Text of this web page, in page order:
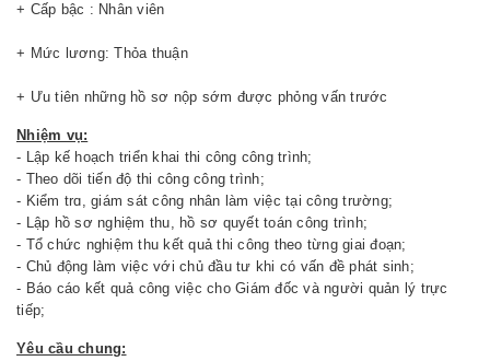
+ Cấp bậc : Nhân viên
+ Mức lương: Thỏa thuận
+ Ưu tiên những hồ sơ nộp sớm được phỏng vấn trước
Nhiệm vụ:
- Lập kế hoạch triển khai thi công công trình;
- Theo dõi tiến độ thi công công trình;
- Kiểm trɑ, giám sát công nhân làm việc tại công trường;
- Lập hồ sơ nghiệm thu, hồ sơ quyết toán công trình;
- Tổ chức nghiệm thu kết quả thi công theo từng giai đoạn;
- Chủ động làm việc với chủ đầu tư khi có vấn đề phát sinh;
- Báo cáo kết quả công việc cho Giám đốc và người quản lý trực
tiếp;
Yêu cầu chung: